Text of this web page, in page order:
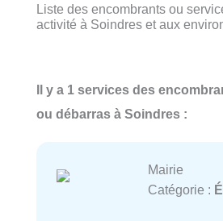
Liste des encombrants ou
activité à Soindres et aux
Il y a 1 services des
ou débarras à Soindres :
Mairie
Catégorie :